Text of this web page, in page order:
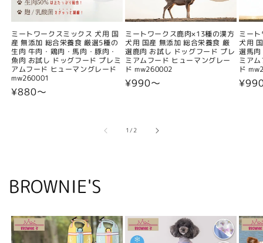
ミートワークスミックス 犬用 国
産 無添加 総合栄養食 厳選5種の
生肉 牛肉・鶏肉・馬肉・豚肉・
魚肉 お試し ドッグフード プレミ
アムフード ヒューマングレード
mw260001
通
¥880〜
ミートワークス鹿肉×13種の漢方
犬用 国産 無添加 総合栄養食 厳
選鹿肉 お試し ドッグフード プレ
ミアムフード ヒューマングレー
ド mw260002
通
¥990〜
ミー
犬用
選馬
ミア
ド
通
1/の
2
BROWNIE'S